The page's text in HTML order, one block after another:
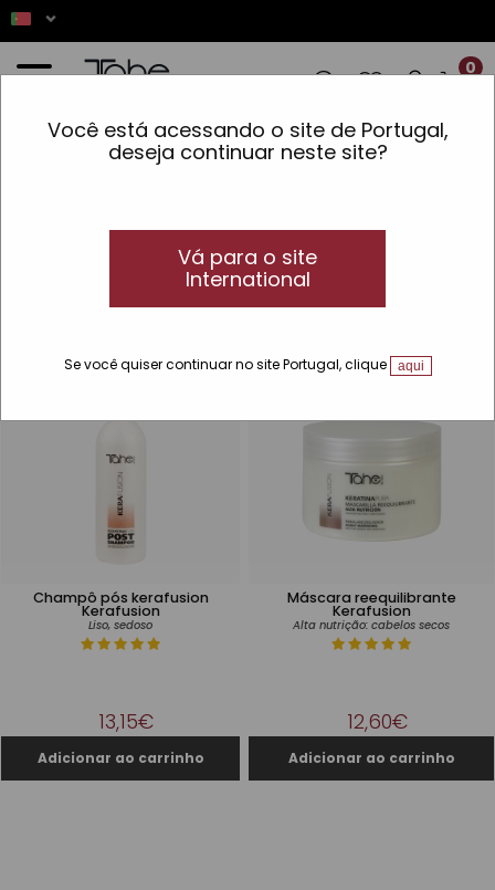
Você está acessando o site de Portugal,
deseja continuar neste site?
Vá para o site
International
Se você quiser continuar no site Portugal, clique aqui
0
✨ AS ENCOMENDAS REALIZADAS
Kerafusion
Kerafusion: queratina para o seu cabelo
Repara, reforça e sela a fibra capilar com os produtos Tahe
Champô pós kerafusion
Kerafusion
Liso, sedoso
13,15€
Máscara reequilibrante
Kerafusion
Alta nutrição: cabelos secos
12,60€